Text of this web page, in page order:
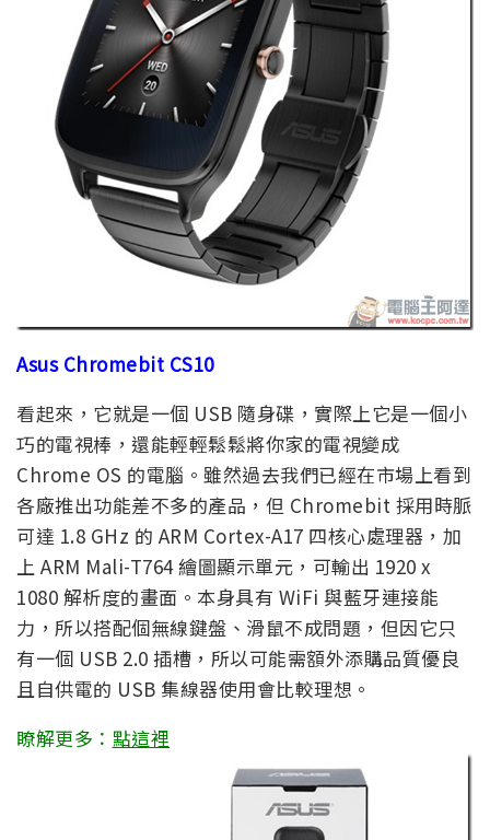
Asus Chromebit CS10
看起來，它就是一個 USB 隨身碟，實際上它是一個小
巧的電視棒，還能輕輕鬆鬆將你家的電視變成
Chrome OS 的電腦。雖然過去我們已經在市場上看到
各廠推出功能差不多的產品，但 Chromebit 採用時脈
可達 1.8 GHz 的 ARM Cortex-A17 四核心處理器，加
上 ARM Mali-T764 繪圖顯示單元，可輸出 1920 x
1080 解析度的畫面。本身具有 WiFi 與藍牙連接能
力，所以搭配個無線鍵盤、滑鼠不成問題，但因它只
有一個 USB 2.0 插槽，所以可能需額外添購品質優良
且自供電的 USB 集線器使用會比較理想。
瞭解更多： 點這裡